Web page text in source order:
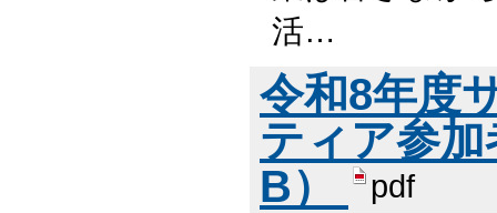
活…
令和8年度
ティア参
B）
pdf